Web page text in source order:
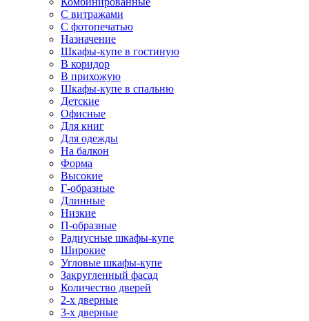
С витражами
С фотопечатью
Назначение
Шкафы-купе в гостиную
В коридор
В прихожую
Шкафы-купе в спальню
Детские
Офисные
Для книг
Для одежды
На балкон
Форма
Высокие
Г-образные
Длинные
Низкие
П-образные
Радиусные шкафы-купе
Широкие
Угловые шкафы-купе
Закругленный фасад
Количество дверей
2-х дверные
3-х дверные